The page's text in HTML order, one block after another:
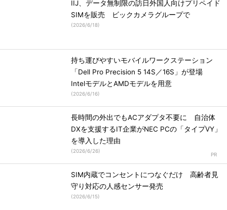
IIJ、データ無制限の訪日外国人向けプリペイド
SIMを販売 ビックカメラグループで
(2026/6/18)
持ち運びやすいモバイルワークステーション
「Dell Pro Precision 5 14S／16S」が登場
IntelモデルとAMDモデルを用意
(2026/6/16)
長時間の外出でもACアダプタ不要に 自治体
DXを支援するIT企業がNEC PCの「タイプVY」
を導入した理由
(2026/6/26)
SIM内蔵でコンセントにつなぐだけ 高齢者見
守り対応の人感センサー発売
(2026/6/15)